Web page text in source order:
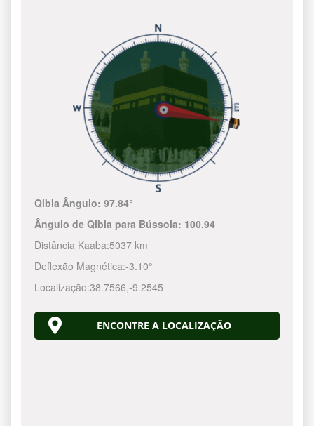
Qibla Ângulo:97.84°
Ângulo de Qibla para Bússola: 100.94
Distância Kaaba:5037 km
Deflexão Magnética:-3.10°
Localização:38.7566,-9.2545
ENCONTRE A LOCALIZAÇÃO